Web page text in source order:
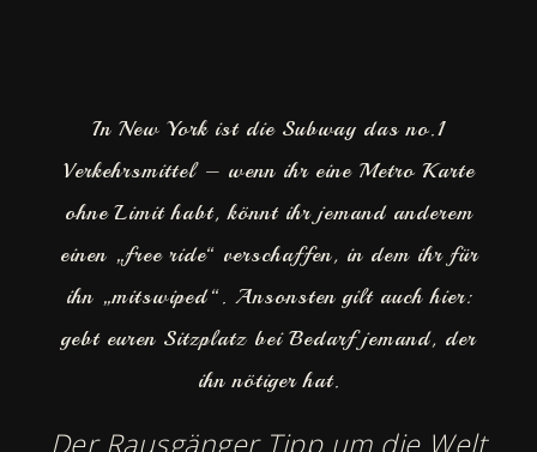
In New York ist die Subway das no.1
Verkehrsmittel – wenn ihr eine Metro Karte
ohne Limit habt, könnt ihr jemand anderem
einen „free ride“ verschaffen, in dem ihr für
ihn „mitswiped“. Ansonsten gilt auch hier:
gebt euren Sitzplatz bei Bedarf jemand, der
ihn nötiger hat.
Der Rausgänger Tipp um die Welt